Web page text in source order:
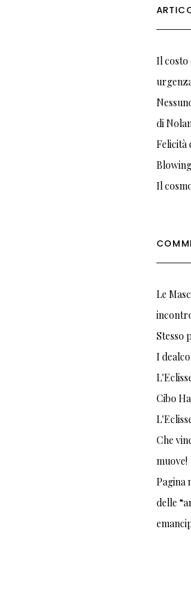
Il costo
di
Felicità
Il
Le
Stesso
I
Cibo
Che
muove!
Pagina
delle